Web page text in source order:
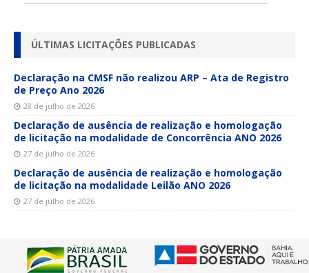
ÚLTIMAS LICITAÇÕES PUBLICADAS
Declaração na CMSF não realizou ARP – Ata de Registro
de Preço Ano 2026
28 de julho de 2026
Declaração de ausência de realização e homologação
de licitação na modalidade de Concorrência ANO 2026
27 de julho de 2026
Declaração de ausência de realização e homologação
de licitação na modalidade Leilão ANO 2026
27 de julho de 2026